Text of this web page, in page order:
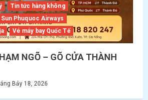
Tin tức hàng không
Sun Phuquoc Airways
Vé máy bay Quốc Tế
NGÕ – GÕ CỬA THÀNH
Bảy 18, 2026